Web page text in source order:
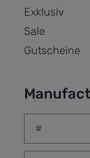
Exklusiv
Sale
Gutscheine
#